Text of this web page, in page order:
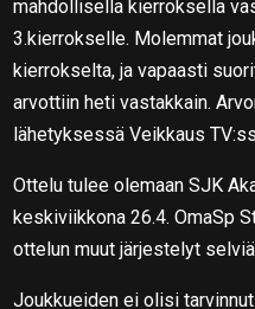
mahdollisella kierroksella
3.kierrokselle. Molemmat
kierrokselta, ja vapaasti
arvottiin heti vastakkain.
lähetyksessä Veikkaus
Ottelu tulee olemaan SJK
keskiviikkona 26.4. OmaSp
ottelun muut järjestelyt
Joukkueiden ei olisi